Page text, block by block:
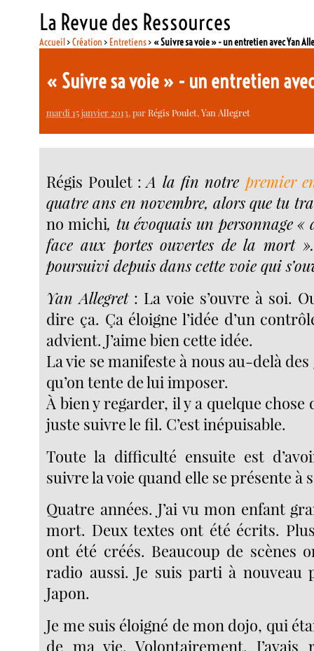
La Revue des Ressources
Accueil>Création > Entretiens> « Suivre sa voie » - un entretien avec Yan
« Suivre sa voie » - un entretien
mardi 15 janvier 2013, parRégis Poulet,Yan Allegret
Régis Poulet :A la fin notre premier
quatre ans en novembre, alors que tu
no michi, tu évoquais un personnage «
face aux portes ouvertes de la mort
poursuivi depuis dans cette voie qui
Yan Allegret: La voie s’ouvre à soi.
dire ça. Ça éloigne l’idée d’un
advient. J’aime bien cette idée.
La vie se manifeste à nous au-delà
qu’on tente de lui imposer.
À bien y regarder, il y a quelque chose
juste suivre le fil. C’est inépuisable.
Toute la difficulté ensuite est
suivre la voie quand elle se présente à
Quatre années. J’ai vu mon enfant
mort. Deux textes ont été écrits.
ont été créés. Beaucoup de scènes
radio aussi. Je suis parti à nouveau
Japon.
Je me suis éloigné de mon dojo, qui
de ma vie. Volontairement. J’avais